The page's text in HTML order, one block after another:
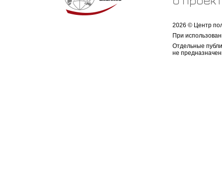
2026 © Центр
При
Отдельные
не